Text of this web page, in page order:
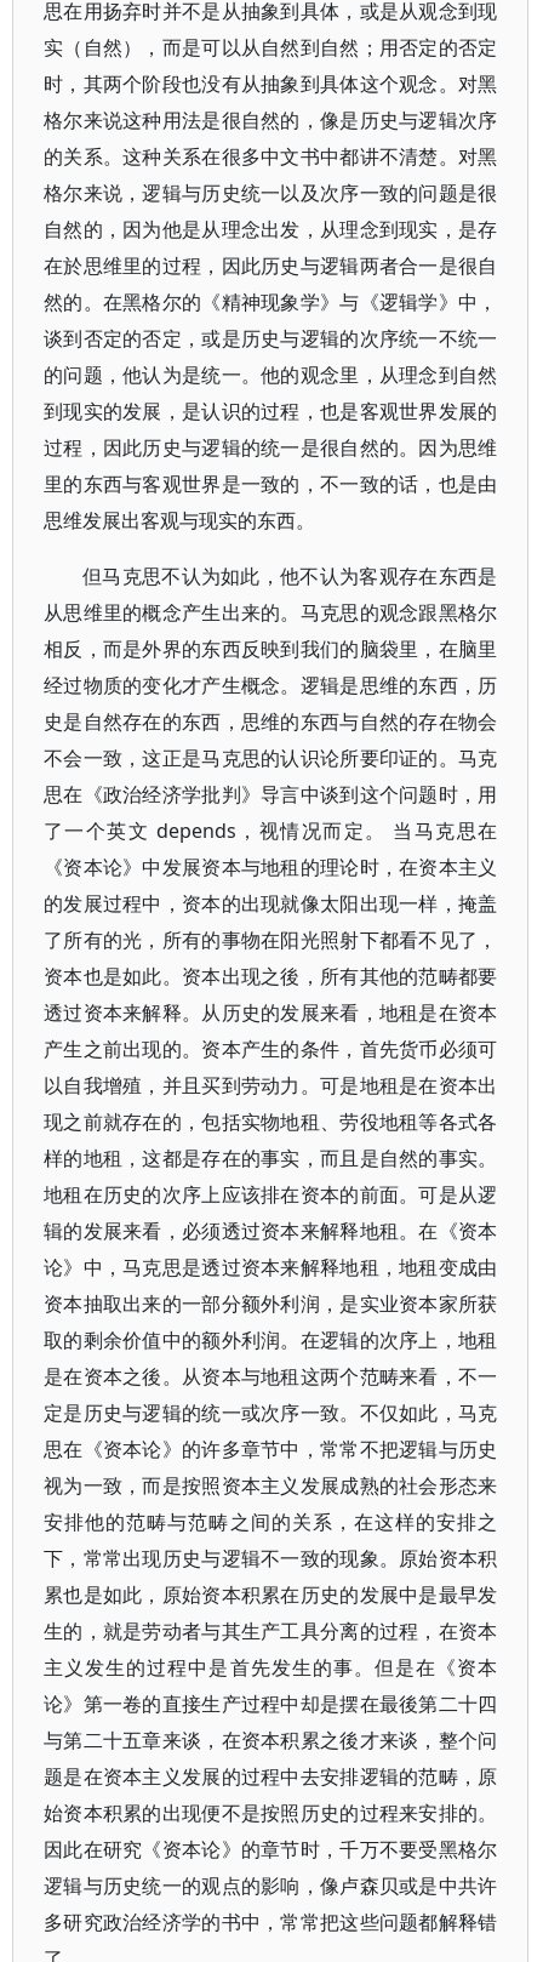
思在用扬弃时并不是从抽象到具体，或是从观念到现
实（自然），而是可以从自然到自然；用否定的否定
时，其两个阶段也没有从抽象到具体这个观念。对黑
格尔来说这种用法是很自然的，像是历史与逻辑次序
的关系。这种关系在很多中文书中都讲不清楚。对黑
格尔来说，逻辑与历史统一以及次序一致的问题是很
自然的，因为他是从理念出发，从理念到现实，是存
在於思维里的过程，因此历史与逻辑两者合一是很自
然的。在黑格尔的《精神现象学》与《逻辑学》中，
谈到否定的否定，或是历史与逻辑的次序统一不统一
的问题，他认为是统一。他的观念里，从理念到自然
到现实的发展，是认识的过程，也是客观世界发展的
过程，因此历史与逻辑的统一是很自然的。因为思维
里的东西与客观世界是一致的，不一致的话，也是由
思维发展出客观与现实的东西。
但马克思不认为如此，他不认为客观存在东西是
从思维里的概念产生出来的。马克思的观念跟黑格尔
相反，而是外界的东西反映到我们的脑袋里，在脑里
经过物质的变化才产生概念。逻辑是思维的东西，历
史是自然存在的东西，思维的东西与自然的存在物会
不会一致，这正是马克思的认识论所要印证的。马克
思在《政治经济学批判》导言中谈到这个问题时，用
了一个英文 depends，视情况而定。 当马克思在
《资本论》中发展资本与地租的理论时，在资本主义
的发展过程中，资本的出现就像太阳出现一样，掩盖
了所有的光，所有的事物在阳光照射下都看不见了，
资本也是如此。资本出现之後，所有其他的范畴都要
透过资本来解释。从历史的发展来看，地租是在资本
产生之前出现的。资本产生的条件，首先货币必须可
以自我增殖，并且买到劳动力。可是地租是在资本出
现之前就存在的，包括实物地租、劳役地租等各式各
样的地租，这都是存在的事实，而且是自然的事实。
地租在历史的次序上应该排在资本的前面。可是从逻
辑的发展来看，必须透过资本来解释地租。在《资本
论》中，马克思是透过资本来解释地租，地租变成由
资本抽取出来的一部分额外利润，是实业资本家所获
取的剩余价值中的额外利润。在逻辑的次序上，地租
是在资本之後。从资本与地租这两个范畴来看，不一
定是历史与逻辑的统一或次序一致。不仅如此，马克
思在《资本论》的许多章节中，常常不把逻辑与历史
视为一致，而是按照资本主义发展成熟的社会形态来
安排他的范畴与范畴之间的关系，在这样的安排之
下，常常出现历史与逻辑不一致的现象。原始资本积
累也是如此，原始资本积累在历史的发展中是最早发
生的，就是劳动者与其生产工具分离的过程，在资本
主义发生的过程中是首先发生的事。但是在《资本
论》第一卷的直接生产过程中却是摆在最後第二十四
与第二十五章来谈，在资本积累之後才来谈，整个问
题是在资本主义发展的过程中去安排逻辑的范畴，原
始资本积累的出现便不是按照历史的过程来安排的。
因此在研究《资本论》的章节时，千万不要受黑格尔
逻辑与历史统一的观点的影响，像卢森贝或是中共许
多研究政治经济学的书中，常常把这些问题都解释错